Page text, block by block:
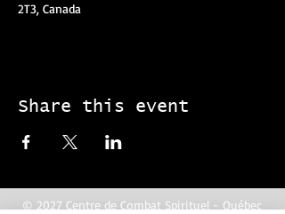
2T3, Canada
Share this event
© 2027 Centre de Combat Spirituel - Québec